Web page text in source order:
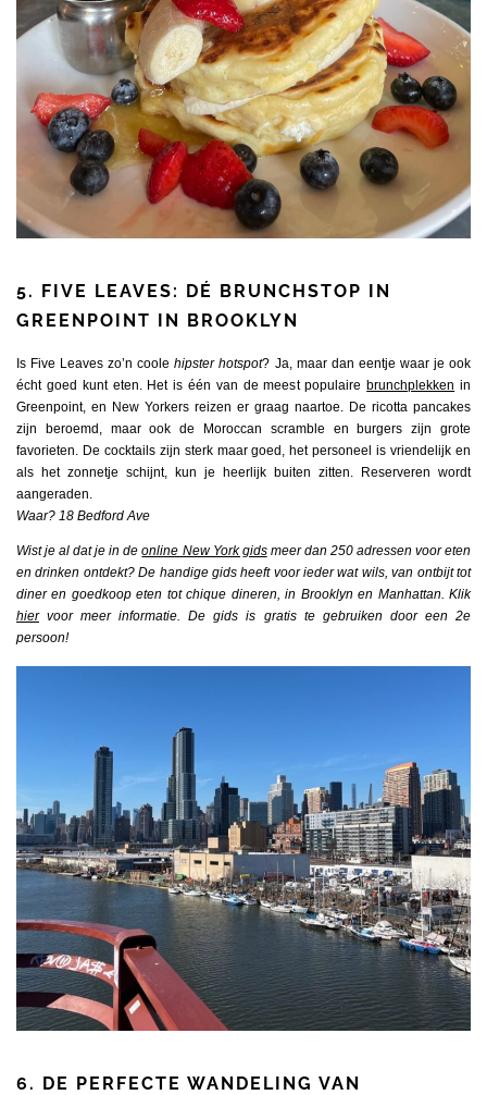
5.
FIVE LEAVES: DÉ BRUNCHSTOP IN
GREENPOINT IN BROOKLYN
Is Five Leaves zo’n coolehipster hotspot? Ja, maar dan eentje waar je ook
écht goed kunt eten. Het is één van de meest populaire brunchplekken in
Greenpoint, en New Yorkers reizen er graag naartoe. De ricotta pancakes
zijn beroemd, maar ook de Moroccan scramble en burgers zijn grote
favorieten. De cocktails zijn sterk maar goed, het personeel is vriendelijk en
als het zonnetje schijnt, kun je heerlijk buiten zitten. Reserveren wordt
aangeraden.
Waar? 18 Bedford Ave
Wist je al dat je in deonline New York gids meer dan 250 adressen voor eten
en drinken ontdekt? De handige gids heeft voor ieder wat wils, van ontbijt tot
diner en goedkoop eten tot chique dineren, in Brooklyn en Manhattan. Klik
hiervoor meer informatie. De gids is gratis te gebruiken door een 2e
persoon!
6. DE PERFECTE WANDELING VAN